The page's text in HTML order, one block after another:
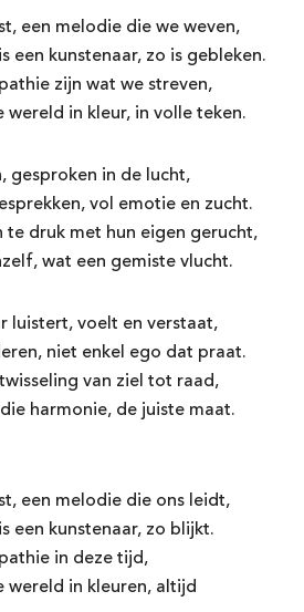
een melodie die we weven,
een kunstenaar, zo is gebleken.
zijn wat we streven,
in kleur, in volle teken.
gesproken in de lucht,
vol emotie en zucht.
te druk met hun eigen gerucht,
wat een gemiste vlucht.
luistert, voelt en verstaat,
niet enkel ego dat praat.
van ziel tot raad,
harmonie, de juiste maat.
een melodie die ons leidt,
een kunstenaar, zo blijkt.
in deze tijd,
wereld in kleuren, altijd
je aan te melden